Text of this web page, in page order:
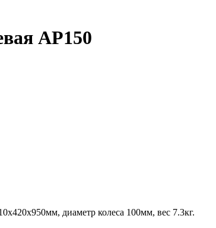
AP150
диаметр колеса 100мм, вес 7.3кг.